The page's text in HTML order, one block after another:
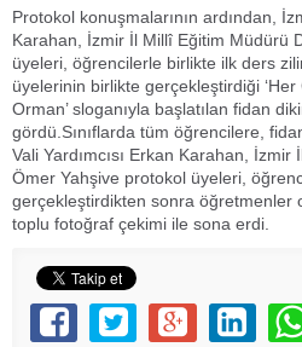
Protokol konuşmalarının ardından,
Karahan, İzmir İl Millî Eğitim Müdürü
üyeleri, öğrencilerle birlikte ilk ders
üyelerinin birlikte gerçekleştirdiği
Orman’ sloganıyla başlatılan fidan
gördü.Sınıflarda tüm öğrencilere,
Vali Yardımcısı Erkan Karahan,
Ömer Yahşive protokol üyeleri,
gerçekleştirdikten sonra öğretmenler
toplu fotoğraf çekimi ile sona erdi.